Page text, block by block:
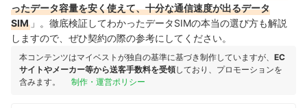
ったデータ容量を安く使えて、十分な通信速度が出るデータ
SIM 」。徹底検証してわかったデータSIMの本当の選び方も解説
しますので、ぜひ契約の際の参考にしてください。
本コンテンツはマイベストが独自の基準に基づき制作していますが、 EC
サイトやメーカー等から送客手数料を受領しており、プロモーションを
含みます。
制作・運営ポリシー